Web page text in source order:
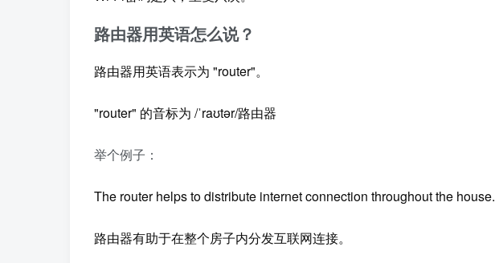
路由器用英语怎么说？
路由器用英语表示为 "router"。
"router" 的音标为 /ˈraʊtər/路由器
举个例子：
The router helps to distribute internet connection throughout the house.
路由器有助于在整个房子内分发互联网连接。